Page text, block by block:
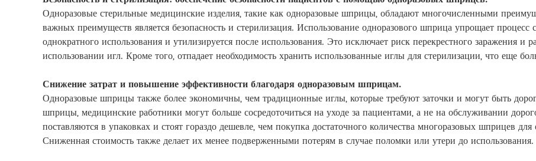
Одноразовые стерильные медицинские изделия, такие как одноразовые шприцы, обладают многочисленными
важных преимуществ является безопасность и стерилизация. Использование одноразового шприца упрощает
однократного использования и утилизируется после использования. Это исключает риск перекрестного заражения и
использовании игл. Кроме того, отпадает необходимость хранить использованные иглы для стерилизации, что еще
Снижение затрат и повышение эффективности благодаря одноразовым шприцам.
Одноразовые шприцы также более экономичны, чем традиционные иглы, которые требуют заточки и могут быть
шприцы, медицинские работники могут больше сосредоточиться на уходе за пациентами, а не на обслуживании
поставляются в упаковках и стоят гораздо дешевле, чем покупка достаточного количества многоразовых шприцев
Сниженная стоимость также делает их менее подверженными потерям в случае поломки или утери до использования.